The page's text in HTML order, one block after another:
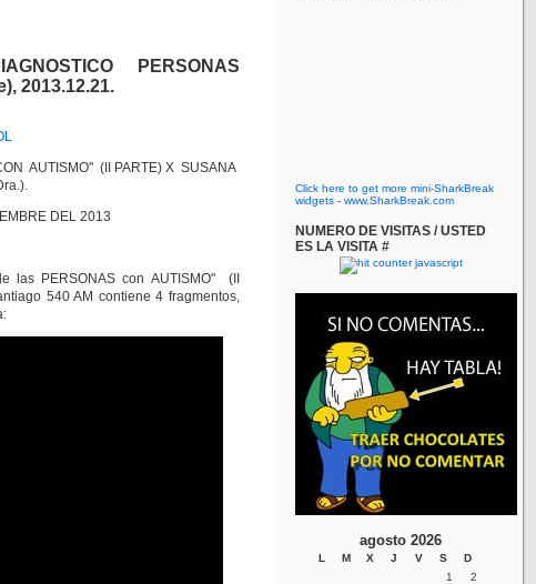
PERSONAS
2013.12.21.
AUTISMO" (II PARTE) X SUSANA
DEL 2013
las PERSONAS con AUTISMO" (II
540 AM contiene 4 fragmentos,
Click here to get more mini-SharkBreak
widgets - www.SharkBreak.com
NUMERO DE VISITAS / USTED
ES LA VISITA #
agosto 2026
L M X J V S
D
1
2